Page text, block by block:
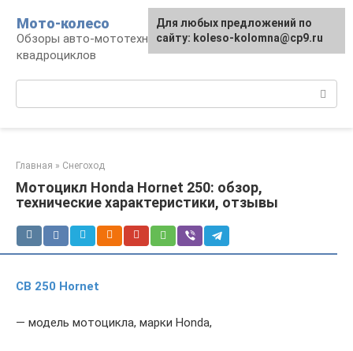
контенту
Мото-колесо
Обзоры авто-мототехники, снегоходов,
квадроциклов
Главная » Снегоход
Мотоцикл Honda Hornet 250: обзор,
технические характеристики, отзывы
CB 250 Hornet
— модель мотоцикла, марки Honda,
Для любых предложений по
сайту: koleso-kolomna@cp9.ru